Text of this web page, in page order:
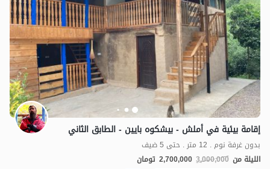
إقامة بيئية في أملش - بيشكوه بايين - الطابق الثاني
بدون غرفة نوم . 12 متر . حتى 5 ضيف
الليلة من 3,000,000
2,700,000 تومان